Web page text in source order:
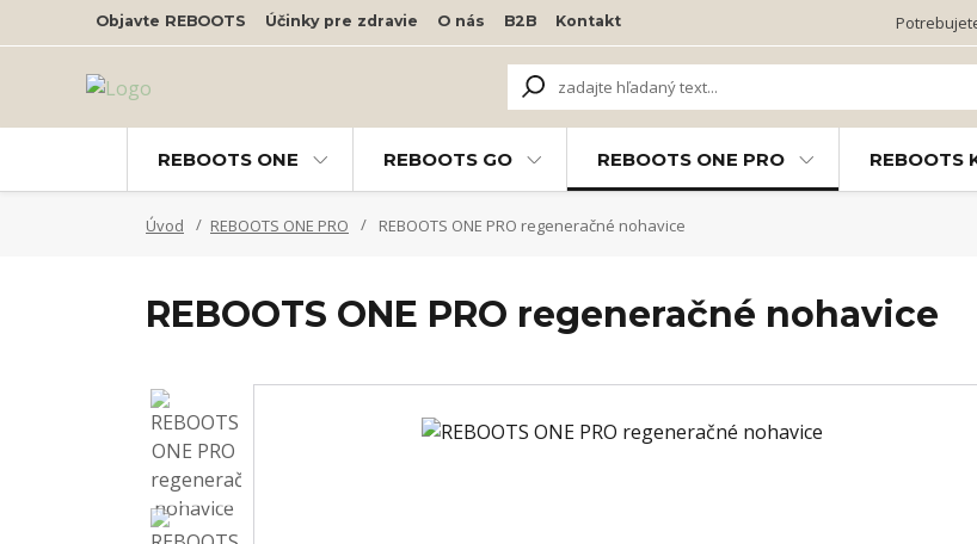
Objavte REBOOTS Účinky pre zdravie O nás B2B Kontakt
REBOOTS ONE REBOOTS GO REBOOTS ONE PRO REBOOTS
Úvod REBOOTS ONE PRO REBOOTS ONE PRO regeneračné nohavice
REBOOTS ONE PRO regeneračné nohavice